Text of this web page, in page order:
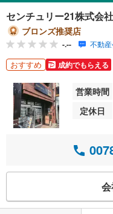
センチュリー21株式会
ブロンズ推奨店
-.-- 不動
おすすめ 成約でもらえる
営業時間
定休日